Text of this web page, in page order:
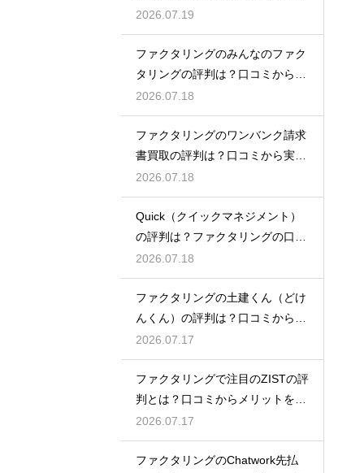
態を徹底解説
2026.07.19
ファクタリングのみんなのファク
タリングの評判は？口コミから実
態を徹底解説
2026.07.18
ファクタリングのワンバンク請求
書買取の評判は？口コミから実態
を徹底解説
2026.07.18
Quick（クイックマネジメント）
の評判は？ファクタリングの口コ
ミ検証
2026.07.18
ファクタリングの土建くん（どけ
んくん）の評判は？口コミから実
態を徹底解説
2026.07.17
ファクタリングで注目のZISTの評
判とは？口コミからメリットを徹
底解説
2026.07.17
ファクタリングのChatwork先払